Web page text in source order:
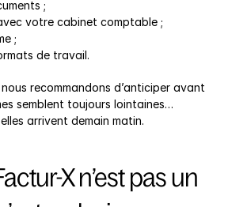
;
votre cabinet comptable ;
;
de travail.
recommandons d’anticiper avant
semblent toujours lointaines…
arrivent demain matin.
X n’est pas un